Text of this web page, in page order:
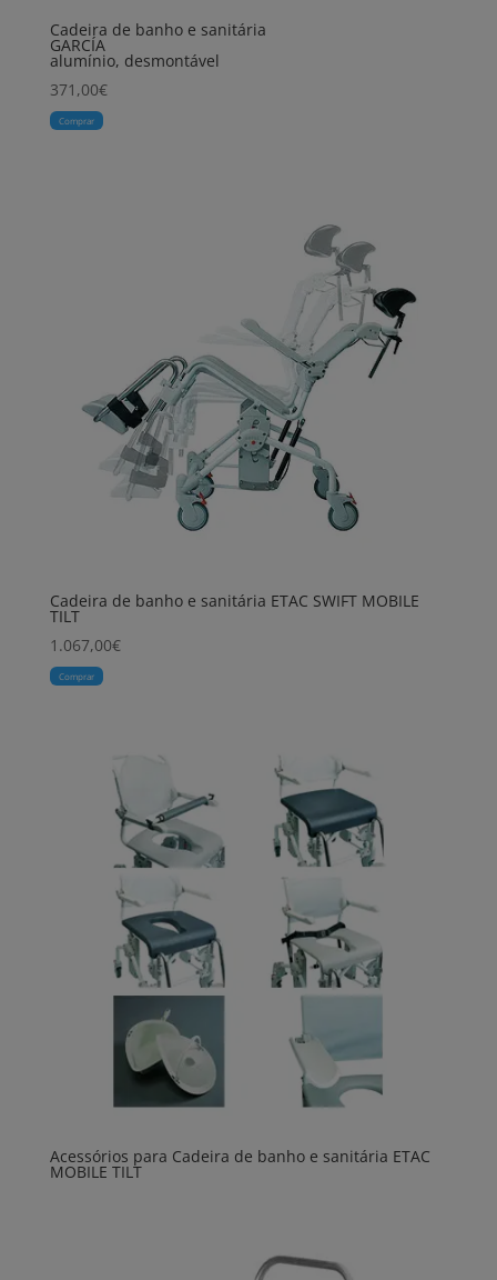
Cadeira de banho e sanitária
GARCÍA
alumínio, desmontável
371,00€
Comprar
Cadeira de banho e sanitária ETAC SWIFT MOBILE
TILT
1.067,00€
Comprar
Acessórios para Cadeira de banho e sanitária ETAC
MOBILE TILT